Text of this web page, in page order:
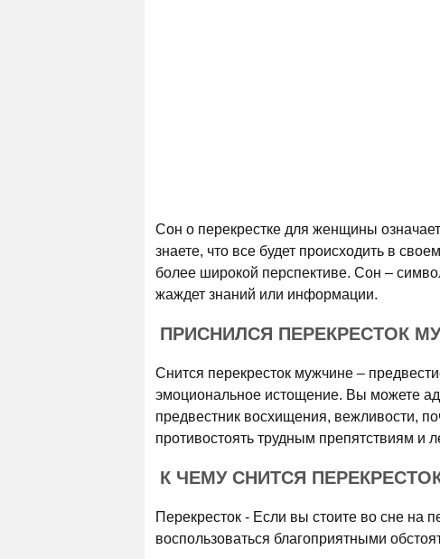
Сон о перекрестке для женщины
знаете, что все будет происходить в
более широкой перспективе. Сон –
жаждет знаний или информации.
ПРИСНИЛСЯ ПЕРЕКРЕСТОК
Снится перекресток мужчине –
эмоциональное истощение. Вы можете
предвестник восхищения, вежливости,
противостоять трудным препятствиям и
К ЧЕМУ СНИТСЯ
Перекресток - Если вы стоите во сне на
воспользоваться благоприятными